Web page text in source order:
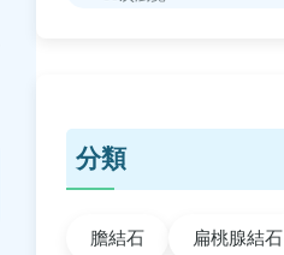
分類
膽結石 扁桃腺結石